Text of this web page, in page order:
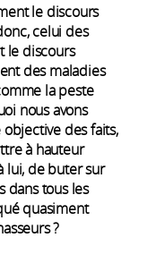
le discours
celui des
le discours
des maladies
la peste
nous avons
des faits,
à hauteur
lui, de buter sur
dans tous les
quasiment
?